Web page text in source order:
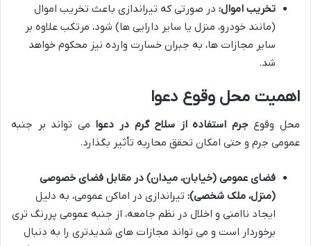
تخریب اموال: در صورتی که تیراندازی باعث تخریب اموال
(مانند خودرو، منزل یا سایر دارایی ها) شود، مرتکب علاوه بر
سایر مجازات ها، به جبران خسارت وارده نیز محکوم خواهد
شد.
اهمیت محل وقوع دعوا
محل وقوعجرم استفاده از سلاح گرم در دعوا می تواند بر جنبه
عمومی جرم و حتی امکان تحقق محاربه تأثیر بگذارد.
فضای عمومی (خیابان، میدان) در مقابل فضای خصوصی
(منزل، ملک شخصی): تیراندازی در اماکن عمومی، به دلیل
ایجاد ناامنی و اخلال در نظم جامعه، از جنبه عمومی پررنگ تری
برخوردار است و می تواند مجازات های شدیدتری را به دنبال